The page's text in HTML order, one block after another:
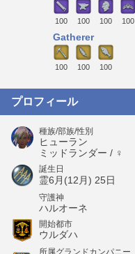
100 100 100 100
Gatherer
100 100 100
プロフィール
種族/部族/性別
ヒューラン
ミッドランダー / ♀
誕生日
霊6月(12月) 25日
守護神
ハルオーネ
開始都市
ウルダハ
所属グランドカンパニー